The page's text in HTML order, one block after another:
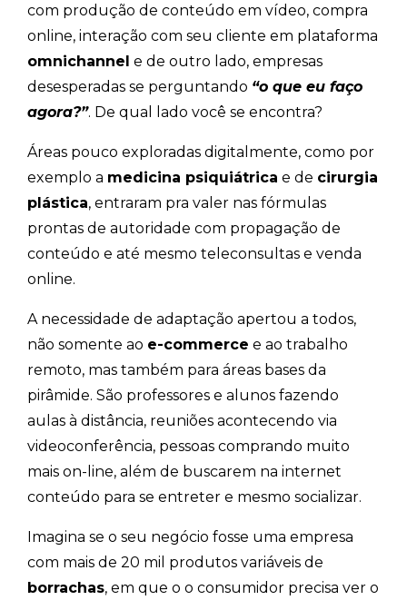
com produção de conteúdo em vídeo, compra
online, interação com seu cliente em plataforma
omnichannel e de outro lado, empresas
desesperadas se perguntando “o que eu faço
agora?”. De qual lado você se encontra?
Áreas pouco exploradas digitalmente, como por
exemplo a medicina psiquiátrica e de cirurgia
plástica, entraram pra valer nas fórmulas
prontas de autoridade com propagação de
conteúdo e até mesmo teleconsultas e venda
online.
A necessidade de adaptação apertou a todos,
não somente ao e-commerce e ao trabalho
remoto, mas também para áreas bases da
pirâmide. São professores e alunos fazendo
aulas à distância, reuniões acontecendo via
videoconferência, pessoas comprando muito
mais on-line, além de buscarem na internet
conteúdo para se entreter e mesmo socializar.
Imagina se o seu negócio fosse uma empresa
com mais de 20 mil produtos variáveis de
borrachas, em que o o consumidor precisa ver o